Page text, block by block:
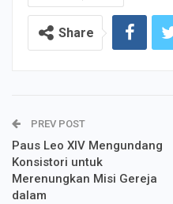
Share
PREV POST
Paus Leo XIV Mengundang
Konsistori untuk
Merenungkan Misi Gereja
dalam